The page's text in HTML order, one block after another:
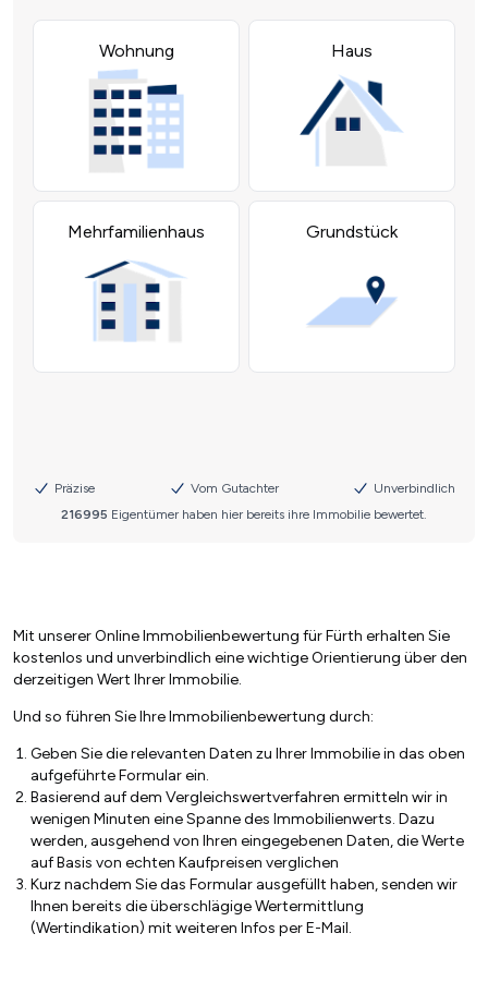
Mit unserer Online Immobilienbewertung für Fürth erhalten Sie
kostenlos und unverbindlich eine wichtige Orientierung über den
derzeitigen Wert Ihrer Immobilie.
Und so führen Sie Ihre Immobilienbewertung durch:
Geben Sie die relevanten Daten zu Ihrer Immobilie in das oben
aufgeführte Formular ein.
Basierend auf dem Vergleichswertverfahren ermitteln wir in
wenigen Minuten eine Spanne des Immobilienwerts. Dazu
werden, ausgehend von Ihren eingegebenen Daten, die Werte
auf Basis von echten Kaufpreisen verglichen
Kurz nachdem Sie das Formular ausgefüllt haben, senden wir
Ihnen bereits die überschlägige Wertermittlung
(Wertindikation) mit weiteren Infos per E-Mail.